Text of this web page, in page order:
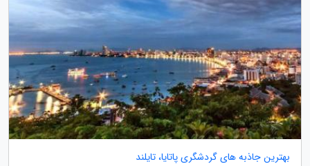
بهترین جاذبه های گردشگری پاتایا، تایلند